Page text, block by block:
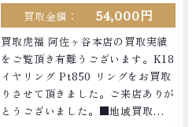
買取金額：
54,000円
買取虎福 阿佐ヶ谷本店の買取実績
をご覧頂き有難うございます。K18
イヤリング Pt850 リングをお買取
りさせて頂きました。ご来店ありが
とうございました。■地域買取